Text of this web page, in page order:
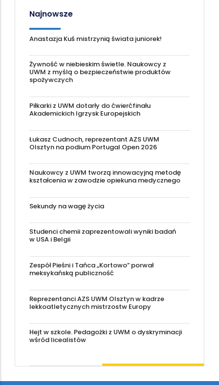
Najnowsze
Anastazja Kuś mistrzynią świata juniorek!
Żywność w niebieskim świetle. Naukowcy z
UWM z myślą o bezpieczeństwie produktów
spożywczych
Piłkarki z UWM dotarły do ćwierćfinału
Akademickich Igrzysk Europejskich
Łukasz Cudnoch, reprezentant AZS UWM
Olsztyn na podium Portugal Open 2026
Naukowcy z UWM tworzą innowacyjną metodę
kształcenia w zawodzie opiekuna medycznego
Sekundy na wagę życia
Studenci chemii zaprezentowali wyniki badań
w USA i Belgii
Zespół Pieśni i Tańca „Kortowo” porwał
meksykańską publiczność
Reprezentanci AZS UWM Olsztyn w kadrze
lekkoatletycznych mistrzostw Europy
Hejt w szkole. Pedagożki z UWM o dyskryminacji
wśród licealistów